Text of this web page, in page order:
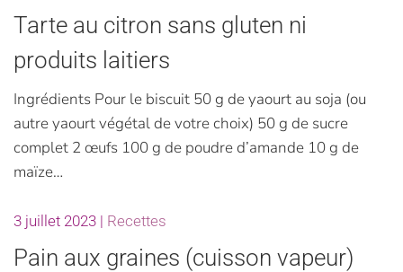
Tarte au citron sans gluten ni
produits laitiers
Ingrédients Pour le biscuit 50 g de yaourt au soja (ou
autre yaourt végétal de votre choix) 50 g de sucre
complet 2 œufs 100 g de poudre d’amande 10 g de
maïze…
3 juillet 2023 | Recettes
Pain aux graines (cuisson vapeur)